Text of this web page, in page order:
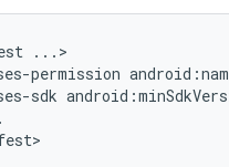
permission
sdk